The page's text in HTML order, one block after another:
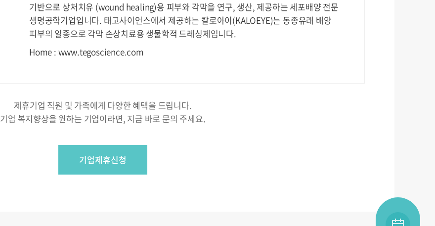
기반으로 상처치유 (wound healing)용 피부와 각막을 연구, 생산, 제공하는 세포배양 전문
생명공학기업입니다. 태고사이언스에서 제공하는 칼로아이(KALOEYE)는 동종유래 배양
피부의 일종으로 각막 손상치료용 생물학적 드레싱제입니다.
Home : www.tegoscience.com
제휴기업 직원 및 가족에게 다양한 혜택을 드립니다.
기업 복지향상을 원하는 기업이라면, 지금 바로 문의 주세요.
기업제휴신청